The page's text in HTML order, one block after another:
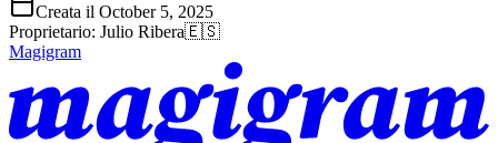
Creata il October 5, 2025
Proprietario: Julio Ribera🇪🇸
Magigram